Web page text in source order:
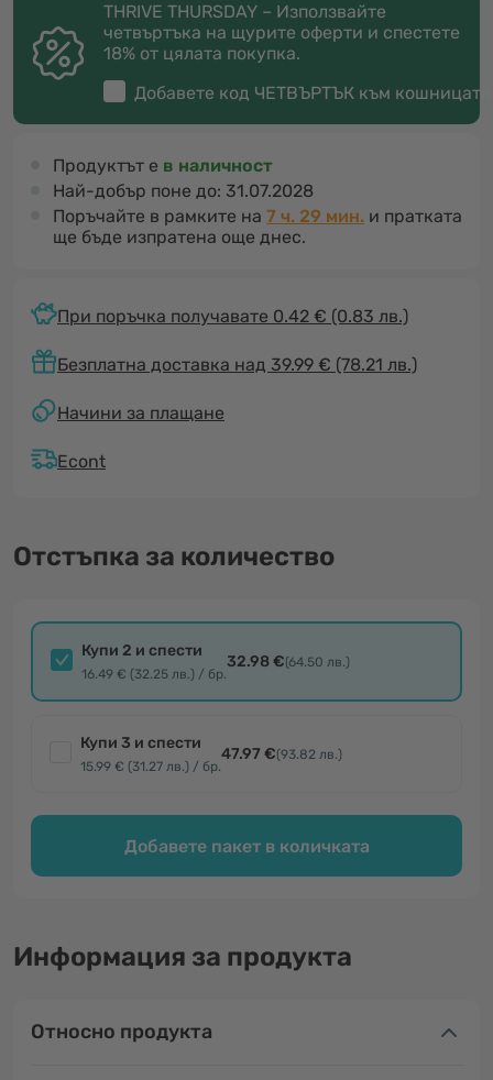
THRIVE THURSDAY – Използвайте
четвъртъка на щурите оферти и спестете
18% от цялата покупка.
Добавете код ЧЕТВЪРТЪК към кошницата
Продуктът е в наличност
Най-добър поне до: 31.07.2028
Поръчайте в рамките на 7 ч. 29 мин. и пратката
ще бъде изпратена още днес.
При поръчка получавате 0.42 € (0.83 лв.)
Безплатна доставка над 39.99 € (78.21 лв.)
Начини за плащане
Econt
Отстъпка за количество
Купи 2 и спести
16.49 € (32.25 лв.) / бр.
32.98 €(64.50 лв.)
Купи 3 и спести
15.99 € (31.27 лв.) / бр.
47.97 €(93.82 лв.)
Добавете пакет в количката
Информация за продукта
Относно продукта